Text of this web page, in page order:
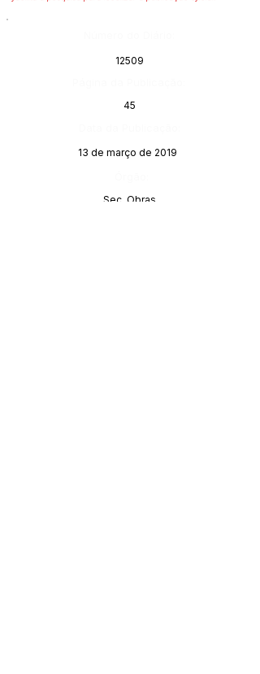
12509
45
13 de março de 2019
Sec. Obras